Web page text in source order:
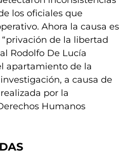
los oficiales que
Ahora la causa es
de la libertad
Rodolfo De Lucía
apartamiento de la
a causa de
por la
Humanos